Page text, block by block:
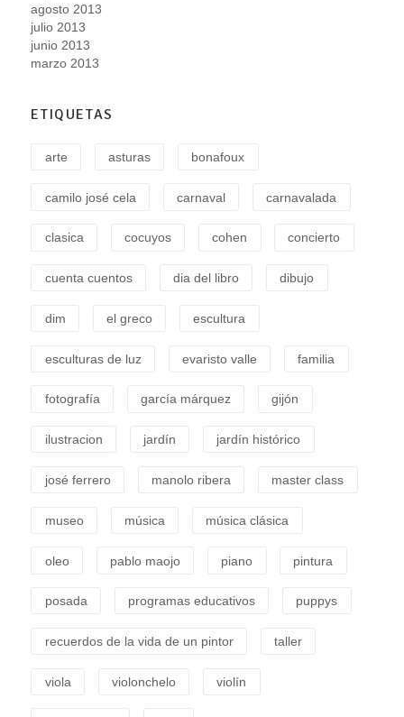
agosto 2013
julio 2013
junio 2013
marzo 2013
ETIQUETAS
arte asturas bonafoux
camilo josé cela carnaval carnavalada
clasica cocuyos cohen concierto
cuenta cuentos dia del libro dibujo
dim el greco escultura
esculturas de luz evaristo valle familia
fotografía garcía márquez gijón
ilustracion jardín jardín histórico
josé ferrero manolo ribera master class
museo música música clásica
oleo pablo maojo piano pintura
posada programas educativos puppys
recuerdos de la vida de un pintor taller
viola violonchelo violín